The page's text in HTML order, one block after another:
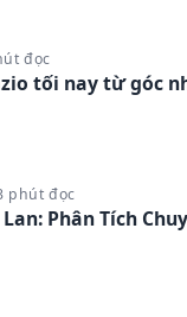
đọc
tối nay từ góc
phút đọc
Phân Tích